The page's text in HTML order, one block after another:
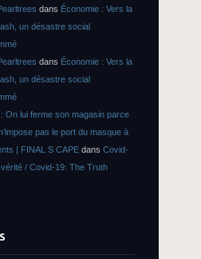
dans Économie : Vers la
un désastre social
dans Économie : Vers la
un désastre social
On lui ferme son magasin parce
pas le port du masque à
| FINAL S CAPE dans Covid-
vérité / Covid-19: The Truth